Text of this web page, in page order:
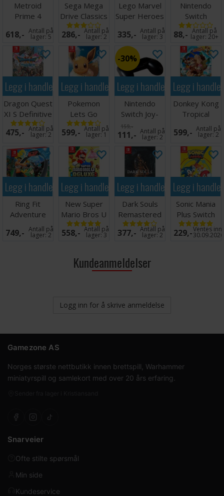
Metroid
Prime 4
Beyond
Switch
618,- Antall på
lager:5
Sega Mega
Drive Classics
Switch
286,- Antall på
lager:2
Lego Marvel
Super Heroes
2 Switch
335,- Antall på
lager:3
Nintendo
Switch
Ladekabel - 3
meter
88,- Antall på
lager:20+
Legg i handlekurven
Dragon Quest
XI S Definitive
Ed Switch
475,- Antall på
lager:2
Legg i handlekurven
Pokemon
Lets Go
Eevee Switch
599,- Antall på
lager:1
Legg i handlekurven
30%
Nintendo
Switch Joy-
Con Controller
Grip
159,-
111,- Antall på
lager:2
Legg i
Donkey Kong
Tropical
Freeze Switch
599,- Antall på
lager:2
Legg i handlekurven
Ring Fit
Adventure
Switch
749,- Antall på
lager:2
Legg i handlekurven
New Super
Mario Bros U
Deluxe Switch
558,- Antall på
lager:3
Legg i handlekurven
Dark Souls
Remastered
Switch
377,- Antall på
lager:2
Legg i
Sonic Mania
Plus Switch
229,-Ventes inn
30.09.2026
Kundeanmeldelser
Logg inn for å skrive anmeldelse
Gamezone AS
Norges største nettbutikk innen brettspill, Warhammer
miniatyrspill og samlekort med over 20 års erfaring.
Snarveier
Ofte stilte spørsmål
Min side
Kundeservice